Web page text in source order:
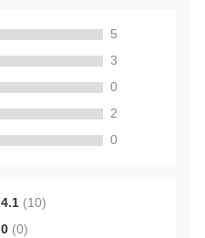
5
3
0
2
0
4.1 (10)
0 (0)